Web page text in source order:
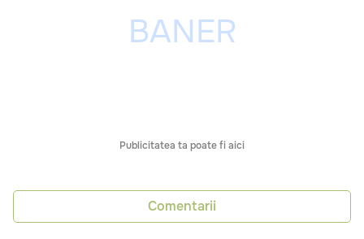
Publicitatea ta poate fi aici
Comentarii